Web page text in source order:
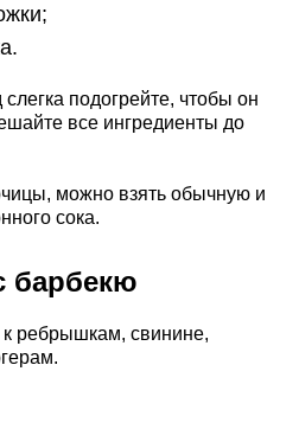
подогрейте, чтобы он
все ингредиенты до
можно взять обычную и
сока.
барбекю
к ребрышкам, свинине,